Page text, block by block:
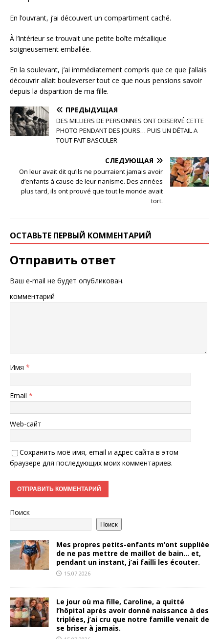
En l’ouvrant, j’ai découvert un compartiment caché.
À l’intérieur se trouvait une petite boîte métallique
soigneusement emballée.
En la soulevant, j’ai immédiatement compris que ce que j’allais
découvrir allait bouleverser tout ce que nous pensions savoir
depuis la disparition de ma fille.
ПРЕДЫДУЩАЯ
DES MILLIERS DE PERSONNES ONT OBSERVÉ CETTE
PHOTO PENDANT DES JOURS… PUIS UN DÉTAIL A
TOUT FAIT BASCULER
СЛЕДУЮЩАЯ
On leur avait dit qu’ils ne pourraient jamais avoir
d’enfants à cause de leur nanisme. Des années
plus tard, ils ont prouvé que tout le monde avait
tort.
ОСТАВЬТЕ ПЕРВЫЙ КОММЕНТАРИЙ
Отправить ответ
Ваш e-mail не будет опубликован.
комментарий
Имя *
Email *
Web-сайт
Сохранить моё имя, email и адрес сайта в этом
браузере для последующих моих комментариев.
Поиск
Поиск
Mes propres petits-enfants m’ont suppliée
de ne pas mettre de maillot de bain… et,
pendant un instant, j’ai failli les écouter.
15.07.2026
Le jour où ma fille, Caroline, a quitté
l’hôpital après avoir donné naissance à des
triplées, j’ai cru que notre famille venait de
se briser à jamais.